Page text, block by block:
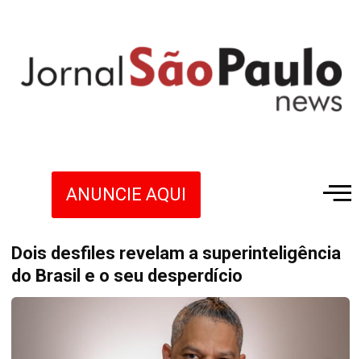
ANUNCIE AQUI
Dois desfiles revelam a superinteligência
do Brasil e o seu desperdício